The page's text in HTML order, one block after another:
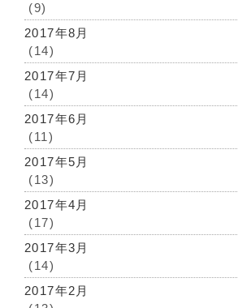
(9)
2017年8月
(14)
2017年7月
(14)
2017年6月
(11)
2017年5月
(13)
2017年4月
(17)
2017年3月
(14)
2017年2月